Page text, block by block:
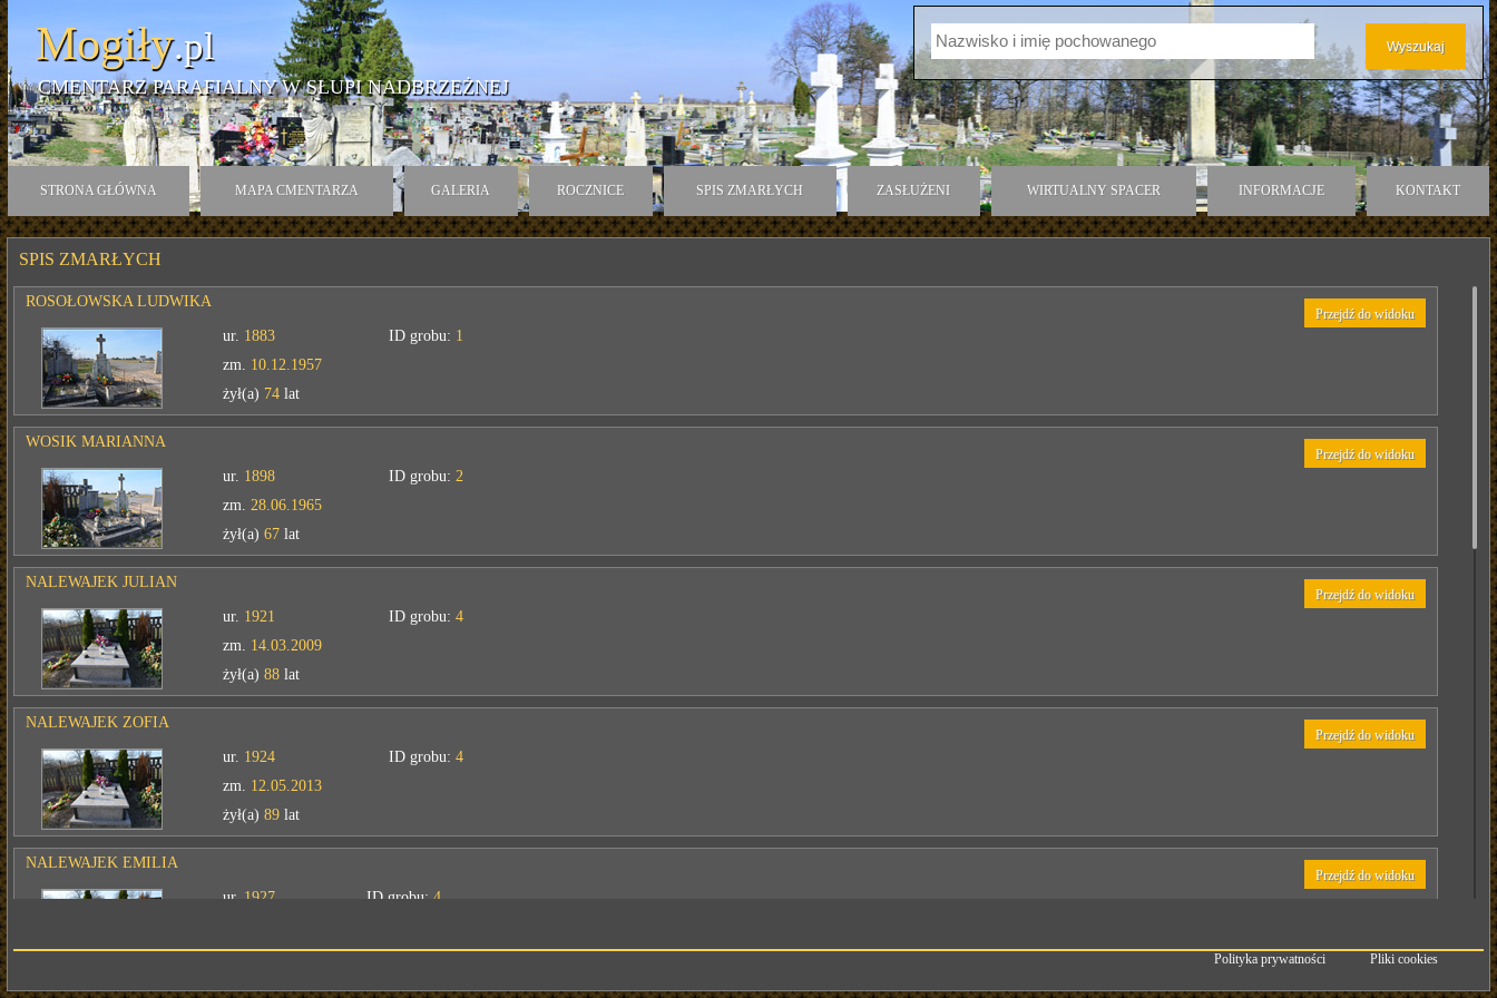
Mogiły.pl
CMENTARZ PARAFIALNY W SŁUPI NADBRZEŻNEJ
STRONA GŁÓWNA MAPA CMENTARZA GALERIA ROCZNICE SPIS ZMARŁYCH ZASŁUŻENI WIRTUALNY SPACER INFORMACJE KONTAKT
SPIS ZMARŁYCH
ROSOŁOWSKA LUDWIKA
Przejdź do widoku
ur. 1883
zm. 10.12.1957
żył(a) 74lat
ID grobu: 1
WOSIK MARIANNA
Przejdź do widoku
ur. 1898
zm. 28.06.1965
żył(a) 67lat
ID grobu: 2
NALEWAJEK JULIAN
Przejdź do widoku
ur. 1921
zm. 14.03.2009
żył(a) 88lat
ID grobu: 4
NALEWAJEK ZOFIA
Przejdź do widoku
ur. 1924
zm. 12.05.2013
żył(a) 89lat
ID grobu: 4
NALEWAJEK EMILIA
Przejdź do widoku
ur. 1927
żył(a)13lat
ID grobu: 4
Polityka prywatności Pliki cookies